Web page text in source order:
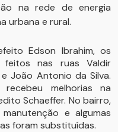
na rede de energia
urbana e rural.
Edson Ibrahim, os
feitos nas ruas Valdir
João Antonio da Silva.
melhorias na
Schaeffer. No bairro,
e algumas
foram substituídas.